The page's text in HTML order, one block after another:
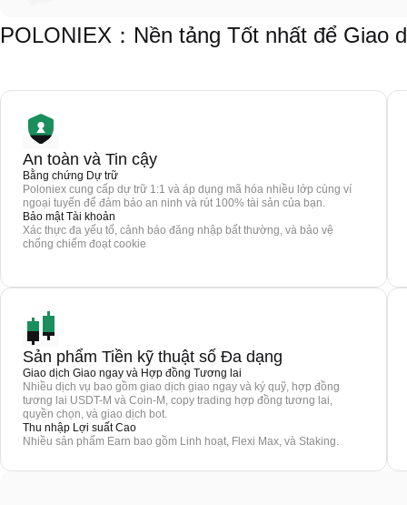
POLONIEX：Nền tảng Tốt nhất để Giao
An toàn và Tin cậy
Bằng chứng Dự trữ
Poloniex cung cấp dự trữ 1:1 và áp dụng mã hóa nhiều lớp cùng ví
ngoại tuyến để đảm bảo an ninh và rút 100% tài sản của bạn.
Bảo mật Tài khoản
Xác thực đa yếu tố, cảnh báo đăng nhập bất thường, và bảo vệ
chống chiếm đoạt cookie
Sản phẩm Tiền kỹ thuật số Đa dạng
Giao dịch Giao ngay và Hợp đồng Tương lai
Nhiều dịch vụ bao gồm giao dịch giao ngay và ký quỹ, hợp đồng
tương lai USDT-M và Coin-M, copy trading hợp đồng tương lai,
quyền chọn, và giao dịch bot.
Thu nhập Lợi suất Cao
Nhiều sản phẩm Earn bao gồm Linh hoạt, Flexi Max, và Staking.